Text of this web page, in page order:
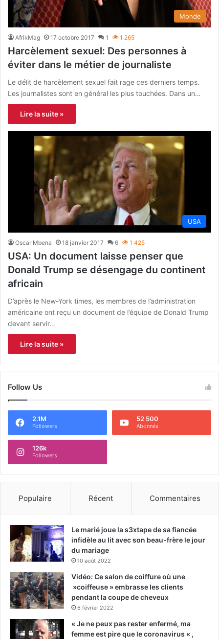
Monde
AfrikMag 17 octobre 2017 1 1 265
Harcèlement sexuel: Des personnes à
éviter dans le métier de journaliste
Le délit de harcèlement sexuel fait rage ces derniers temps.
Les journalistes sont en général les plus touchées. Dans un…
Lire la suite »
USA
Oscar Mbena 18 janvier 2017 6 1 425
USA: Un document laisse penser que
Donald Trump se désengage du continent
africain
D’après le New-York times, les membres de l’administration
américaine ont reçu un document de l’équipe de Donald Trump
devant servir…
Lire la suite »
Follow Us
2.1M
Followers
52 500
Abonnés
126k
Followers
Populaire Récent Commentaires
Le marié joue la s3xtape de sa fiancée
infidèle au lit avec son beau-frère le jour
du mariage
10 août 2022
Vidéo: Ce salon de coiffure où une
»coiffeuse » embrasse les clients
pendant la coupe de cheveux
6 février 2022
« Je ne peux pas rester enfermé, ma
femme est pire que le coronavirus « ,